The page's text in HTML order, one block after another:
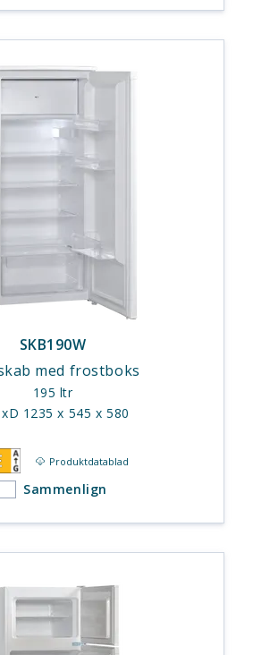
SKB190W
med frostboks
195 ltr
HxBxD 1235 x 545 x 580
Produktdatablad
Sammenlign